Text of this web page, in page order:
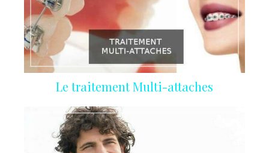
Le traitement Multi-attaches